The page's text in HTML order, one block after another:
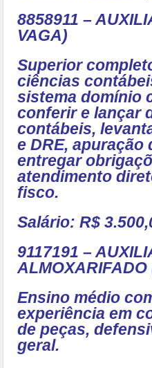
8858911 –
VAGA)
Superior
ciências
sistema domínio
conferir e lançar
contábeis,
e DRE, apuração
entregar
atendimento
fisco.
Salário: R$
9117191 –
ALMOXARIFADO
Ensino médio
experiência em
de peças,
geral.